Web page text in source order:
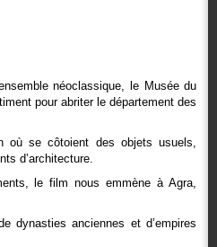
néoclassique, le Musée du
pour abriter le département des
où se côtoient des objets usuels,
d’architecture.
le film nous emmène à Agra,
dynasties anciennes et d’empires